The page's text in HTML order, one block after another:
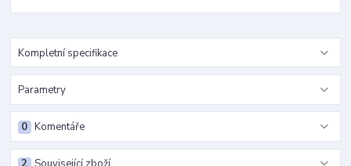
Kompletní specifikace
Parametry
Komentáře
0